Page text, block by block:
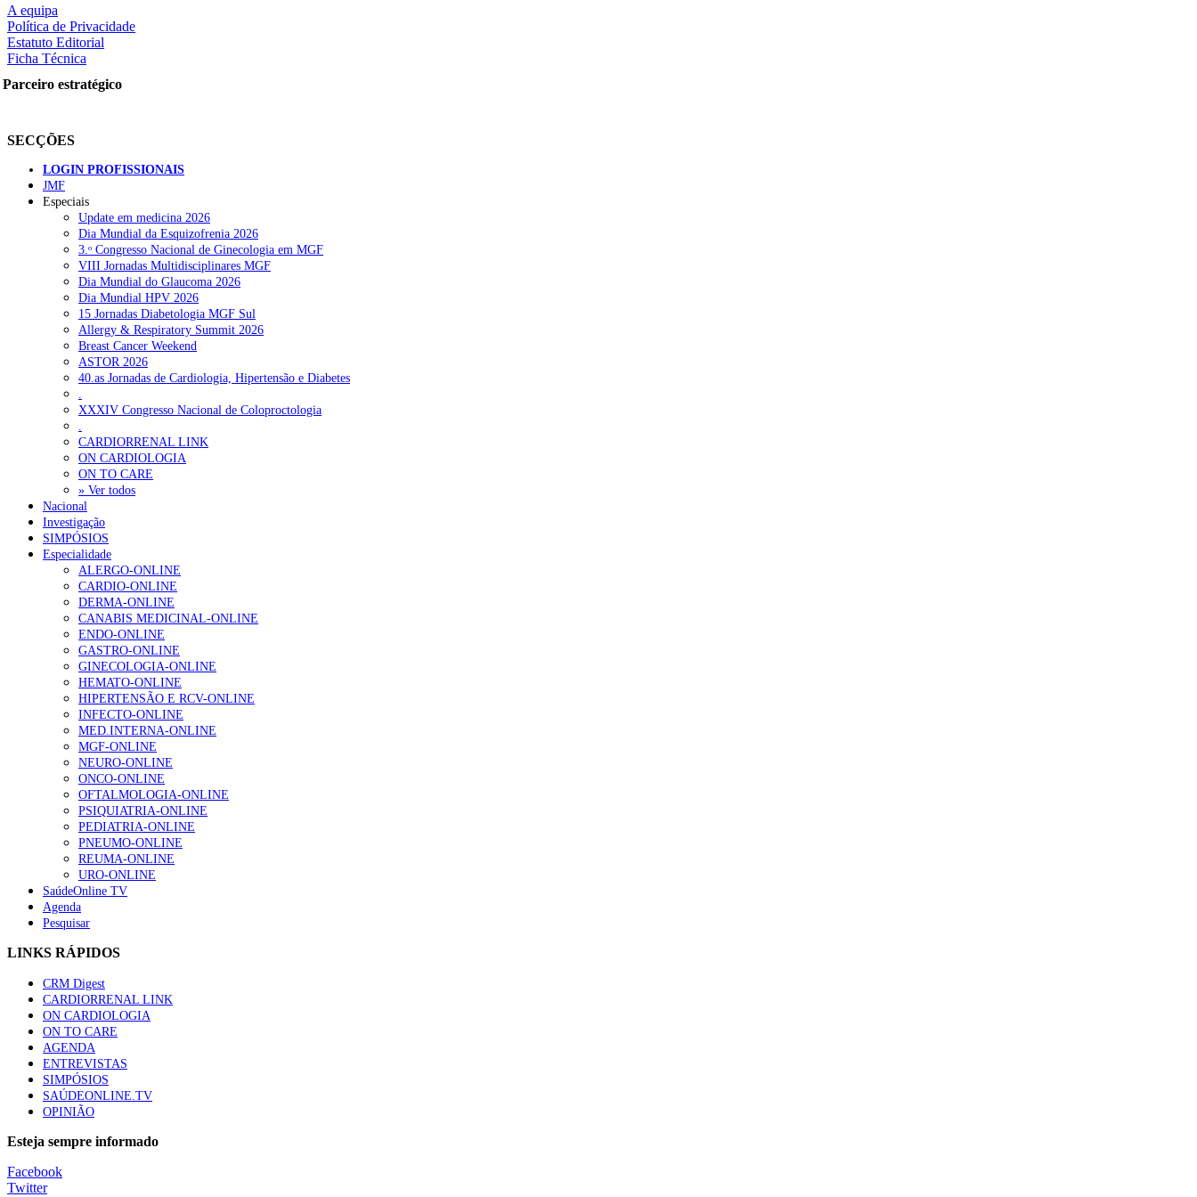
nas redes sociais:
RECENTES
Quase 11.900 jovens recorreram aos cheques psicólogo e nutricionista no primeiro mês
ULS de Coimbra estreia cirurgia endoscópica do ouvido com apoio robótico em Portugal
Enfermeiros exigem esclarecimentos sobre eventual gestão privada da ULS do Algarve
Ordem dos Médicos alerta para riscos no novo sistema de acesso a consultas e cirurgias
Portugal está a formar os médicos de que precisa?
MAIS LIDAS
Enfermagem Forense. “Da urgência ao tribunal, cada gesto conta e cada profissional faz a diferença”
203 visualizações
1.º Episódio do Podcast “Frequência Cardio – Sintoniza-te na Insuficiência Cardíaca” da Bayer
202 visualizações
Alguns milhares de utentes podem ficar sem médico de família com nova regras do registo, alerta associação
160 visualizações
“Os programas de rastreio do cancro do pulmão são custo-efetivos e representam um investimento sustentável para os sistemas de saúde”
94 visualizações
Quase quatro em cada dez doentes com enfarte apresentavam níveis elevados de Lp(a), revela estudo
Trodelvy aprovado para primeira linha no cancro da mama triplo negativo metastático em doentes não elegíveis para inibidores PD-(L)1
61 visualizações
MAIS NOTÍCIAS
14 Set, 2022
A equipa
Política de Privacidade
Estatuto Editorial
Ficha Técnica
Parceiro estratégico
SECÇÕES
LOGIN PROFISSIONAIS
JMF
Especiais
Update em medicina 2026
Dia Mundial da Esquizofrenia 2026
3.ᵒ Congresso Nacional de Ginecologia em MGF
VIII Jornadas Multidisciplinares MGF
Dia Mundial do Glaucoma 2026
Dia Mundial HPV 2026
15 Jornadas Diabetologia MGF Sul
Allergy & Respiratory Summit 2026
Breast Cancer Weekend
ASTOR 2026
40.as Jornadas de Cardiologia, Hipertensão e Diabetes
.
XXXIV Congresso Nacional de Coloproctologia
.
CARDIORRENAL LINK
ON CARDIOLOGIA
ON TO CARE
» Ver todos
Nacional
Investigação
SIMPÓSIOS
Especialidade
ALERGO-ONLINE
CARDIO-ONLINE
DERMA-ONLINE
CANABIS MEDICINAL-ONLINE
ENDO-ONLINE
GASTRO-ONLINE
GINECOLOGIA-ONLINE
HEMATO-ONLINE
HIPERTENSÃO E RCV-ONLINE
INFECTO-ONLINE
MED.INTERNA-ONLINE
MGF-ONLINE
NEURO-ONLINE
ONCO-ONLINE
OFTALMOLOGIA-ONLINE
PSIQUIATRIA-ONLINE
PEDIATRIA-ONLINE
PNEUMO-ONLINE
REUMA-ONLINE
URO-ONLINE
SaúdeOnline TV
Agenda
Pesquisar
LINKS RÁPIDOS
CRM Digest
CARDIORRENAL LINK
ON CARDIOLOGIA
ON TO CARE
AGENDA
ENTREVISTAS
SIMPÓSIOS
SAÚDEONLINE.TV
OPINIÃO
Esteja sempre informado
Facebook
Twitter